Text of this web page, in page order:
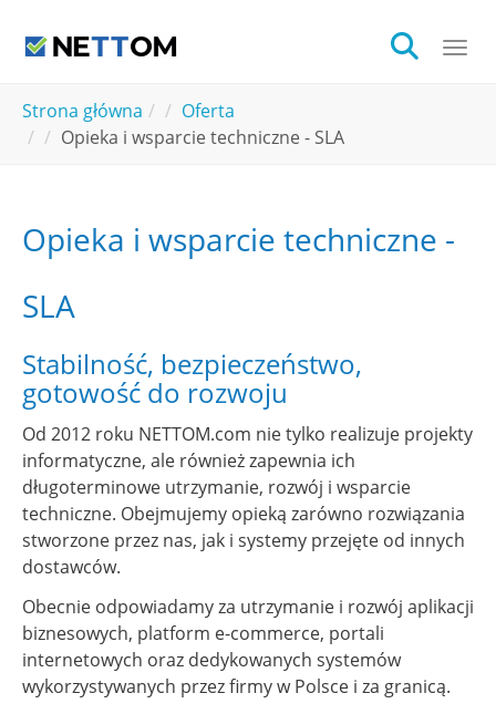
Strona główna
Oferta
Opieka i wsparcie techniczne - SLA
Opieka i wsparcie techniczne -
SLA
Stabilność, bezpieczeństwo,
gotowość do rozwoju
Od 2012 roku NETTOM.com nie tylko realizuje projekty
informatyczne, ale również zapewnia ich
długoterminowe utrzymanie, rozwój i wsparcie
techniczne. Obejmujemy opieką zarówno rozwiązania
stworzone przez nas, jak i systemy przejęte od innych
dostawców.
Obecnie odpowiadamy za utrzymanie i rozwój aplikacji
biznesowych, platform e-commerce, portali
internetowych oraz dedykowanych systemów
wykorzystywanych przez firmy w Polsce i za granicą.